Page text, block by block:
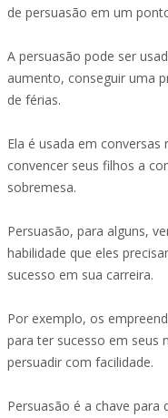
de persuasão em um
A persuasão pode ser
aumento, conseguir uma
de férias.
Ela é usada em
convencer seus filhos a
sobremesa.
Persuasão, para alguns,
habilidade que eles
sucesso em sua carreira.
Por exemplo, os
para ter sucesso em seus
persuadir com facilidade.
Persuasão é a chave para